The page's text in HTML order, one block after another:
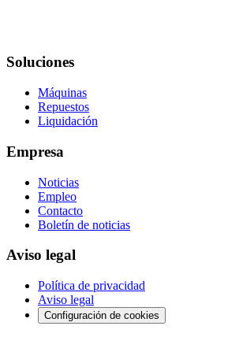
Soluciones
Máquinas
Repuestos
Liquidación
Empresa
Noticias
Empleo
Contacto
Boletín de noticias
Aviso legal
Política de privacidad
Aviso legal
Configuración de cookies